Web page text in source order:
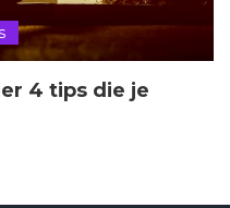
4 tips die je